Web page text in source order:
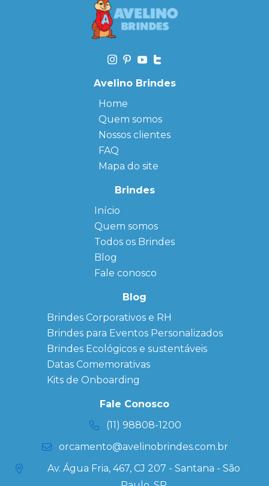
Avelino Brindes
Home
Quem somos
Nossos clientes
FAQ
Mapa do site
Brindes
Início
Quem somos
← Back
FAQ
Sitemap
Todos os Brindes
← Back
Agendas
Personalizadas
Personalizado
personalizados
Brindes
Corporativos
Copos Térmicos
Personalizados
Datas Especiais
Ecobag
Personalizada
Kits
Blog
Fale conosco
Blog
Brindes Corporativos e RH
Brindes para Eventos Personalizados
Brindes Ecológicos e sustentáveis
Datas Comemorativas
Kits de Onboarding
Fale Conosco
(11) 98808-1200
orcamento@avelinobrindes.com.br
Av. Água Fria, 467, CJ 207 - Santana - São